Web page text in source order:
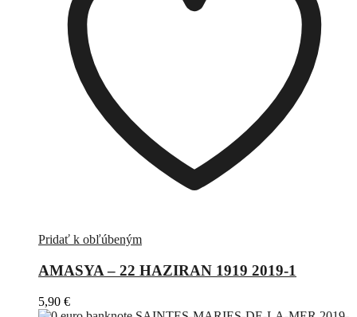
Pridať k obľúbeným
AMASYA – 22 HAZIRAN 1919 2019-1
5,90 €